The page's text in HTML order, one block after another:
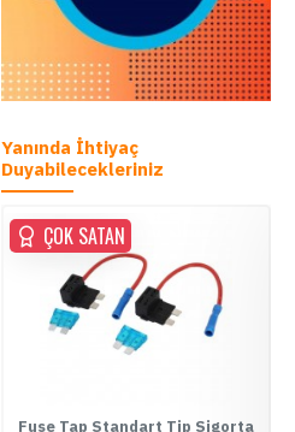
Yanında İhtiyaç
Duyabilecekleriniz
ÇOK SATAN
Fuse Tap Standart Tip Sigorta